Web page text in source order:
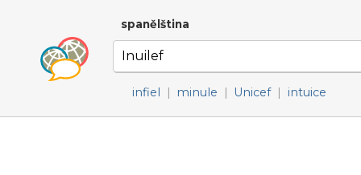
spanělština
infiel | minule | Unicef | intuice